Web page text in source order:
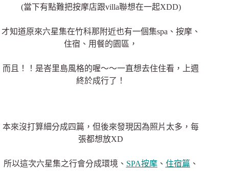
(當下有點難把按摩店跟villa聯想在一起XDD)
才知道原來六星集在竹科那附近也有一個集spa、按摩、
住宿、用餐的園區，
而且！！是峇里島風格的喔～～一直想去住住看，上週
終於成行了！
本來沒打算細分成四篇，但後來發現因為照片太多，每
張都想放XD
所以這次六星集之行會分成環境、 SPA按摩、 住宿篇 、